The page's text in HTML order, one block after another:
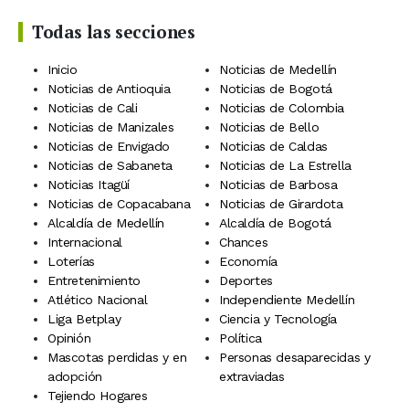
Todas las secciones
Inicio
Noticias de Medellín
Noticias de Antioquia
Noticias de Bogotá
Noticias de Cali
Noticias de Colombia
Noticias de Manizales
Noticias de Bello
Noticias de Envigado
Noticias de Caldas
Noticias de Sabaneta
Noticias de La Estrella
Noticias Itagüí
Noticias de Barbosa
Noticias de Copacabana
Noticias de Girardota
Alcaldía de Medellín
Alcaldía de Bogotá
Internacional
Chances
Loterías
Economía
Entretenimiento
Deportes
Atlético Nacional
Independiente Medellín
Liga Betplay
Ciencia y Tecnología
Opinión
Política
Mascotas perdidas y en
adopción
Personas desaparecidas y
extraviadas
Tejiendo Hogares